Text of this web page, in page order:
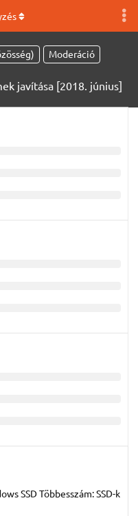
Moderáció
javítása [2018. június]
SSD Többesszám: SSD-k